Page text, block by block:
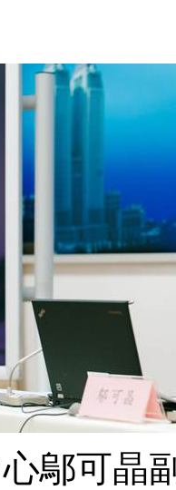
鄔可晶